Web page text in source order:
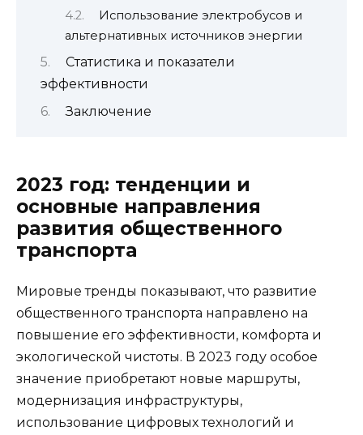
Использование электробусов и
альтернативных источников энергии
Статистика и показатели
эффективности
Заключение
2023 год: тенденции и
основные направления
развития общественного
транспорта
Мировые тренды показывают, что развитие
общественного транспорта направлено на
повышение его эффективности, комфорта и
экологической чистоты. В 2023 году особое
значение приобретают новые маршруты,
модернизация инфраструктуры,
использование цифровых технологий и